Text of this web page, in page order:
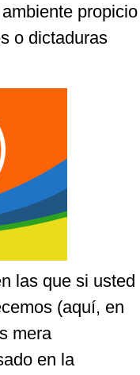
propicio
o dictaduras
las que si usted
(aquí, en
mera
en la